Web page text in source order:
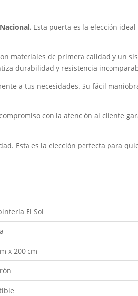
Esta puerta es la elección ideal
materiales de primera calidad y un
durabilidad y resistencia
a tus necesidades. Su fácil
con la atención al cliente
Esta es la elección perfecta para
El Sol
x 200 cm